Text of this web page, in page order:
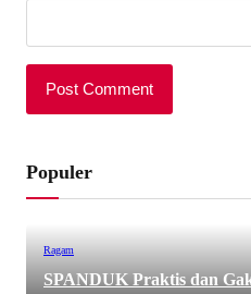
Populer
Ragam
SPANDUK Praktis dan